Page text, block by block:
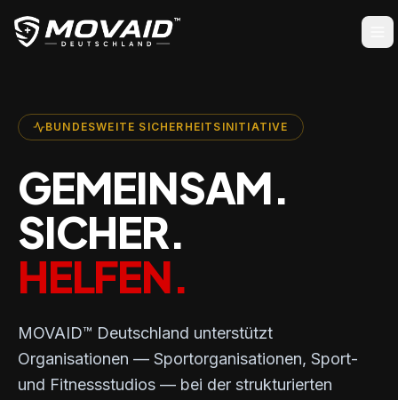
BUNDESWEITE SICHERHEITSINITIATIVE
GEMEINSAM.
SICHER.
HELFEN.
MOVAID™ Deutschland unterstützt
Organisationen — Sportorganisationen, Sport-
und Fitnessstudios — bei der strukturierten